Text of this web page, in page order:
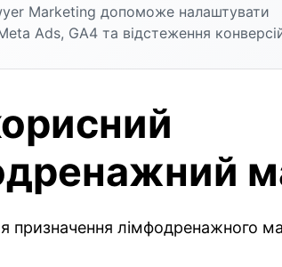
Marketing допоможе налаштувати
Ads, GA4 та відстеження
призначення лімфодренажного